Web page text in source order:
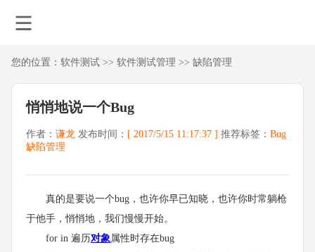
您的位置： 软件测试 >> 软件测试管理 >> 缺陷管理
悄悄地说一个Bug
作者： 谦龙 发布时间： [ 2017/5/15 11:17:37 ] 推荐标签： Bug
缺陷管理
真的是要说一个bug，也许你早已知晓，也许你时常躺枪
于他手，悄悄地，我们慢慢开始。
for in 遍历对象属性时存在bug